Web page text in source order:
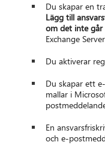
Du skapar en
Lägg till
om det inte
Exchange
Du aktiverar
Du skapar ett
mallar i
En
och e-